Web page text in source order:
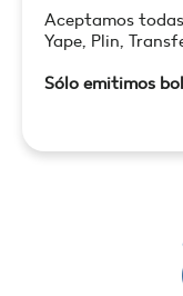
Aceptamos
Yape, Plin,
Sólo emitimos